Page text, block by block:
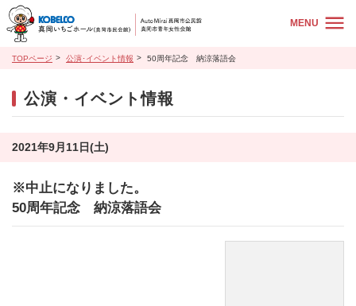
MENU
TOPページ 公演･イベント情報 50周年記念 納涼落語会
公演・イベント情報
2021年9月11日(土)
※中止になりました。
50周年記念 納涼落語会